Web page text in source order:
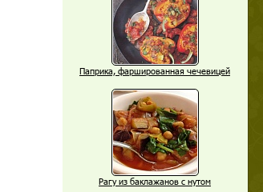
Паприка, фаршированная чечевицей
Рагу из баклажанов с нутом